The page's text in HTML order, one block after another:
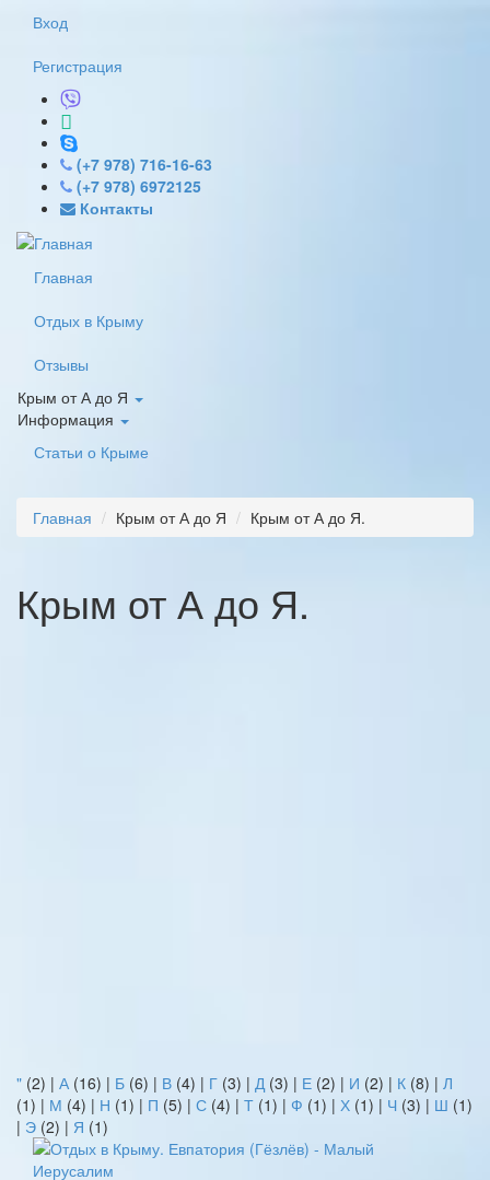
Вход
Регистрация
(+7 978) 716-16-63
(+7 978) 6972125
Контакты
Главная
Отдых в Крыму
Отзывы
Крым от А до Я
Информация
Статьи о Крыме
Главная Крым от А до Я Крым от А до Я.
Крым от А до Я.
" (2) | А (16) | Б (6) | В (4) | Г (3) | Д(3) | Е (2) | И (2) | К (8) | Л
(1) | М (4) | Н (1) | П (5) | С (4) | Т (1) | Ф (1) | Х (1) | Ч (3) | Ш (1)
| Э (2) | Я (1)